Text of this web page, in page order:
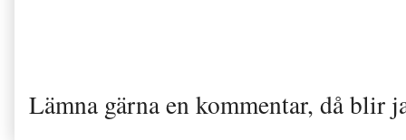
Lämna gärna en kommentar, då blir